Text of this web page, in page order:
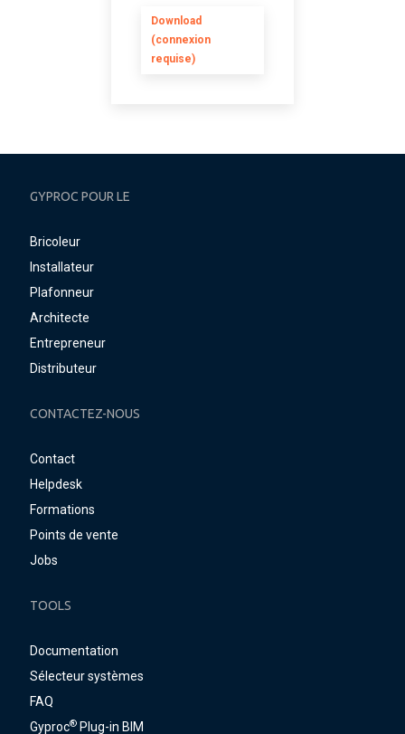
Download
(connexion
requise)
GYPROC POUR LE
Bricoleur
Installateur
Plafonneur
Architecte
Entrepreneur
Distributeur
CONTACTEZ-NOUS
Contact
Helpdesk
Formations
Points de vente
Jobs
TOOLS
Documentation
Sélecteur systèmes
FAQ
Gyproc® Plug-in BIM